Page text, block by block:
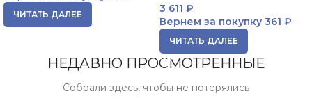
ЧИТАТЬ ДАЛЕЕ 3 611 ₽
Вернем за покупку 361 ₽
ЧИТАТЬ ДАЛЕЕ
НЕДАВНО ПРОСМОТРЕННЫЕ
Собрали здесь, чтобы не потерялись